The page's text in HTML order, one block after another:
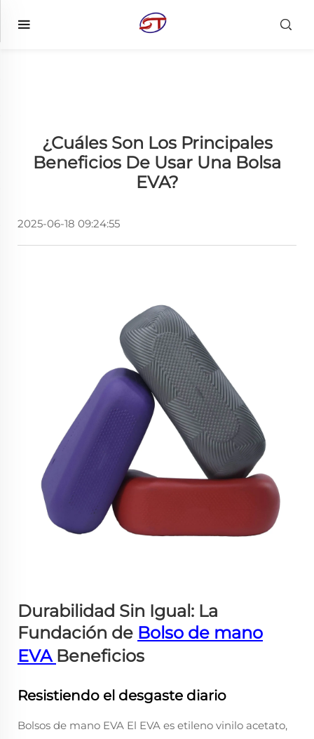
¿Cuáles Son Los Principales
Beneficios De Usar Una Bolsa
EVA?
2025-06-18 09:24:55
Durabilidad Sin Igual: La
Fundación de Bolso de mano
EVA Beneficios
Resistiendo el desgaste diario
Bolsos de mano EVA El EVA es etileno vinilo acetato,